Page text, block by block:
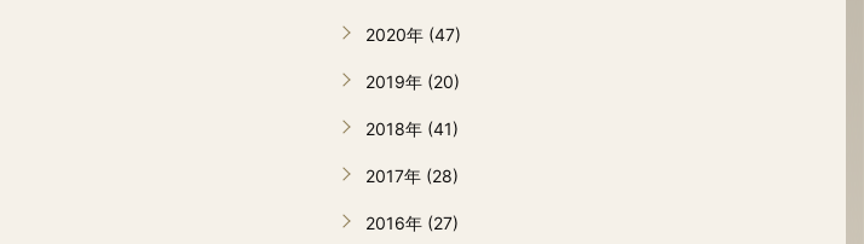
2020年 (47)
2019年 (20)
2018年 (41)
2017年 (28)
2016年 (27)